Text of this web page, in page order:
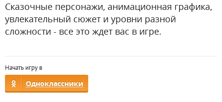
Сказочные персонажи, анимационная графика,
увлекательный сюжет и уровни разной
сложности - все это ждет вас в игре.
Начать игру в
Одноклассники